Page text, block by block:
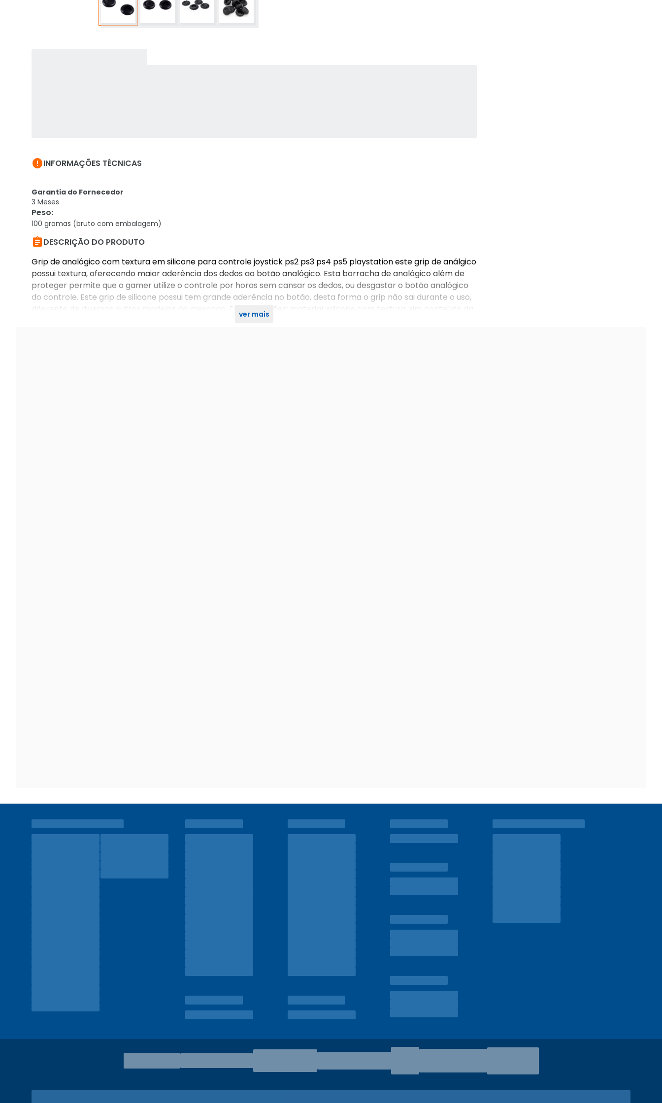
INFORMAÇÕES TÉCNICAS
Garantia do Fornecedor
3 Meses
Peso:
100 gramas (bruto com embalagem)
DESCRIÇÃO DO PRODUTO
Grip de analógico com textura em silicone para controle joystick ps2 ps3 ps4 ps5 playstation este grip de análgico
possui textura, oferecendo maior aderência dos dedos ao botão analógico. Esta borracha de analógico além de
proteger permite que o gamer utilize o controle por horas sem cansar os dedos, ou desgastar o botão analógico
do controle. Este grip de silicone possui tem grande aderência no botão, desta forma o grip não sai durante o uso,
diferente de diversos outros modelos do mercado. Especificações: material: silicone com textura: sim conteúdo da
ver mais